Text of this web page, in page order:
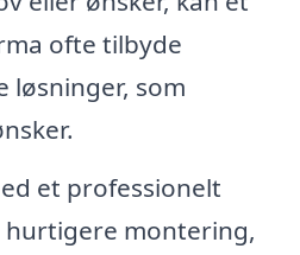
ofte tilbyde
løsninger, som
et professionelt
hurtigere montering,